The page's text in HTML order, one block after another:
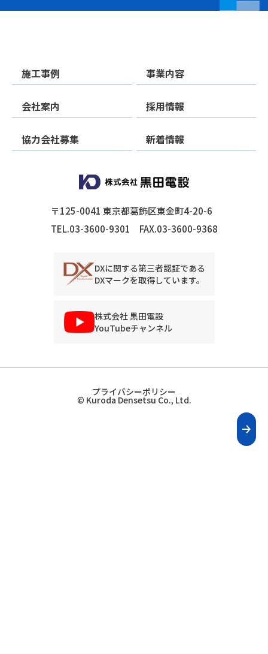
施工事例 事業内容
会社案内 採用情報
協力会社募集 新着情報
〒125-0041 東京都葛飾区東金町4-20-6
TEL.03-3600-9301
FAX.03-3600-9368
DXに関する第三者認証である
DXマークを取得しています。
株式会社 黒田電設
YouTubeチャンネル
プライバシーポリシー
© Kuroda Densetsu Co., Ltd.